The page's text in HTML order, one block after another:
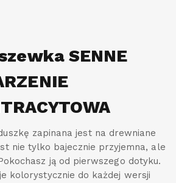
SENNE
zapinana jest na drewniane
nie tylko bajecznie przyjemna, ale
ją od pierwszego dotyku.
kolorystycznie do każdej wersji